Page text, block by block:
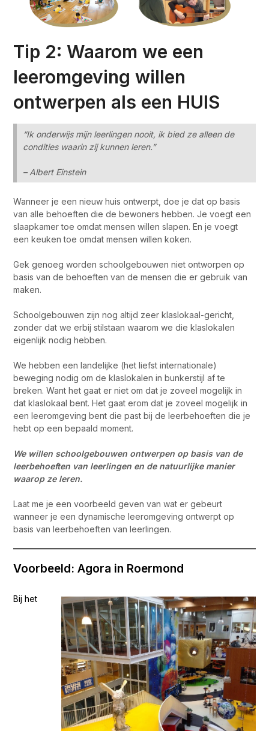
Tip 2: Waarom we een
leeromgeving willen
ontwerpen als een HUIS
“Ik onderwijs mijn leerlingen nooit, ik bied ze alleen de
condities waarin zij kunnen leren.”
– Albert Einstein
Wanneer je een nieuw huis ontwerpt, doe je dat op basis
van alle behoeften die de bewoners hebben. Je voegt een
slaapkamer toe omdat mensen willen slapen. En je voegt
een keuken toe omdat mensen willen koken.
Gek genoeg worden schoolgebouwen niet ontworpen op
basis van de behoeften van de mensen die er gebruik van
maken.
Schoolgebouwen zijn nog altijd zeer klaslokaal-gericht,
zonder dat we erbij stilstaan waarom we die klaslokalen
eigenlijk nodig hebben.
We hebben een landelijke (het liefst internationale)
beweging nodig om de klaslokalen in bunkerstijl af te
breken. Want het gaat er niet om dat je zoveel mogelijk in
dat klaslokaal bent. Het gaat erom dat je zoveel mogelijk in
een leeromgeving bent die past bij de leerbehoeften die je
hebt op een bepaald moment.
We willen schoolgebouwen ontwerpen op basis van de
leerbehoeften van leerlingen en de natuurlijke manier
waarop ze leren.
Laat me je een voorbeeld geven van wat er gebeurt
wanneer je een dynamische leeromgeving ontwerpt op
basis van leerbehoeften van leerlingen.
Voorbeeld: Agora in Roermond
Bij het